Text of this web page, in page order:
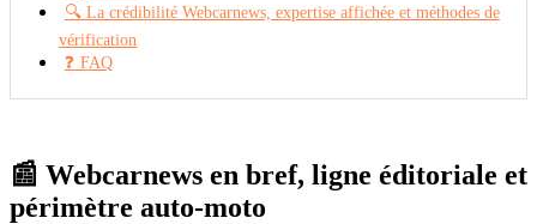
🔍 La crédibilité Webcarnews, expertise affichée et méthodes de
vérification
❓ FAQ
📰 Webcarnews en bref, ligne éditoriale et
périmètre auto-moto